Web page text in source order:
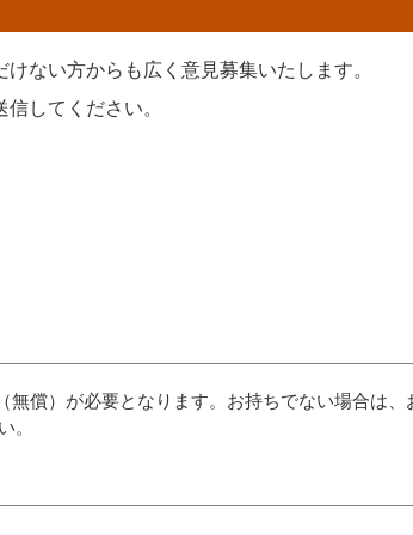
ない方からも広く意見募集いたします。
してください。
償）が必要となります。お持ちでない場合は、
。